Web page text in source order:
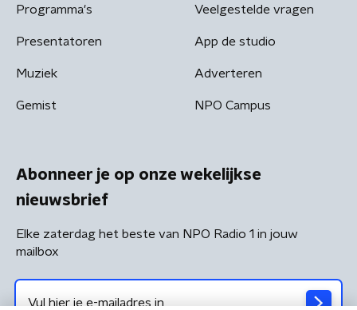
Programma's
Presentatoren
Muziek
Gemist
Veelgestelde vragen
App de studio
Adverteren
NPO Campus
Abonneer je op onze wekelijkse
nieuwsbrief
Elke zaterdag het beste van NPO Radio 1 in jouw
mailbox